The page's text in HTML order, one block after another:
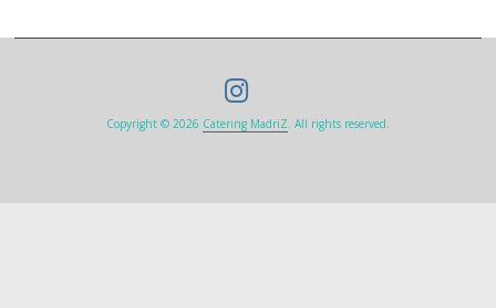
Copyright © 2026 Catering MadriZ . All rights reserved.